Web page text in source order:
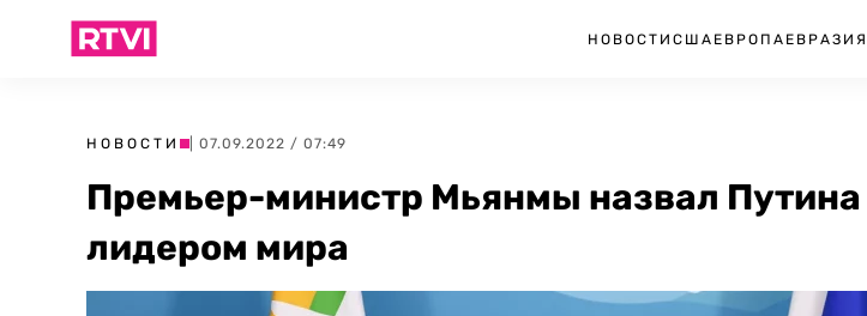
НОВОСТИ США ЕВРОПА ЕВРАЗИЯ
НОВОСТИ | 07.09.2022 / 07:49
Премьер-министр Мьянмы назвал Путина
лидером мира